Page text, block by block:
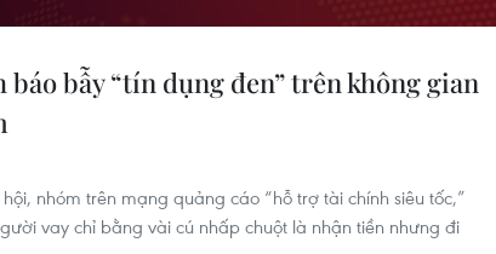
báo bẫy “tín dụng đen” trên không gian
nhóm trên mạng quảng cáo “hỗ trợ tài chính siêu tốc,”
vay chỉ bằng vài cú nhấp chuột là nhận tiền nhưng đi